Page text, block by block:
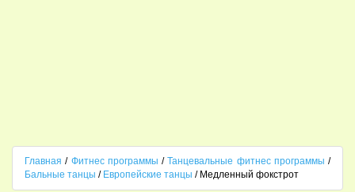
Главная / Фитнес программы /Танцевальные фитнес программы /
Бальные танцы / Европейские танцы / Медленный фокстрот